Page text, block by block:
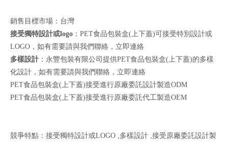
銷售目標市場：台灣
接受獨特設計或logo ：PET食品包裝盒(上下蓋)可接受特別設計或
LOGO，如有需要請與我們聯絡， 立即連絡
多樣設計 ：永豐包裝有限公司提供PET食品包裝盒(上下蓋)的多樣
化設計，如有需要請與我們聯絡， 立即連絡
PET食品包裝盒(上下蓋)接受進行原廠委託設計製造ODM
PET食品包裝盒(上下蓋)接受進行原廠委託代工製造OEM
競爭特點：接受獨特設計或LOGO ,多樣設計 ,接受原廠委託設計製